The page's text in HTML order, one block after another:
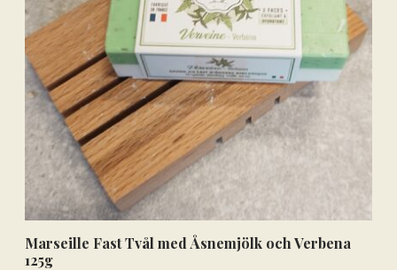
Marseille Fast Tvål med Åsnemjölk och Verbena
125g